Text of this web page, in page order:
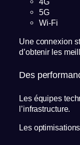
5G
Wi-Fi
Une connexion
d’obtenir les
Des
Les équipes
l’infrastructure.
Les